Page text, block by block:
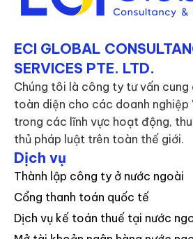
ECI GLOBAL
SERVICES PTE. LTD.
Chúng tôi là công ty tư vấn
toàn diện cho các doanh
trong các lĩnh vực hoạt động,
thủ pháp luật trên toàn thế giới.
Dịch vụ
Thành lập công ty ở nước ngoài
Cổng thanh toán quốc tế
Dịch vụ kế toán thuế tại nước